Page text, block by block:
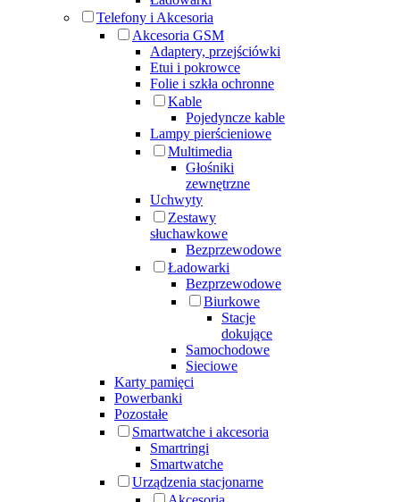
Telefony i Akcesoria
Akcesoria GSM
Adaptery, przejściówki
Etui i pokrowce
Folie i szkła ochronne
Kable
Pojedyncze kable
Lampy pierścieniowe
Multimedia
Głośniki
zewnętrzne
Uchwyty
Zestawy
słuchawkowe
Bezprzewodowe
Ładowarki
Bezprzewodowe
Biurkowe
Stacje
dokujące
Samochodowe
Sieciowe
Karty pamięci
Powerbanki
Pozostałe
Smartwatche i akcesoria
Smartringi
Smartwatche
Urządzenia stacjonarne